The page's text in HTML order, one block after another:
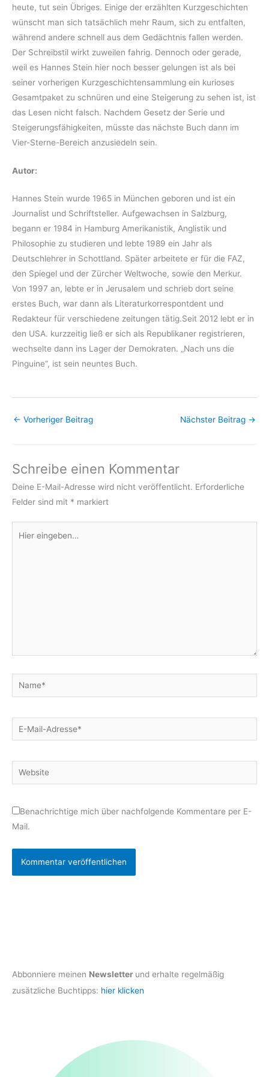
heute, tut sein Übriges. Einige der erzählten Kurzgeschichten
wünscht man sich tatsächlich mehr Raum, sich zu entfalten,
während andere schnell aus dem Gedächtnis fallen werden.
Der Schreibstil wirkt zuweilen fahrig. Dennoch oder gerade,
weil es Hannes Stein hier noch besser gelungen ist als bei
seiner vorherigen Kurzgeschichtensammlung ein kurioses
Gesamtpaket zu schnüren und eine Steigerung zu sehen ist, ist
das Lesen nicht falsch. Nachdem Gesetz der Serie und
Steigerungsfähigkeiten, müsste das nächste Buch dann im
Vier-Sterne-Bereich anzusiedeln sein.
Autor:
Hannes Stein wurde 1965 in München geboren und ist ein
Journalist und Schriftsteller. Aufgewachsen in Salzburg,
begann er 1984 in Hamburg Amerikanistik, Anglistik und
Philosophie zu studieren und lebte 1989 ein Jahr als
Deutschlehrer in Schottland. Später arbeitete er für die FAZ,
den Spiegel und der Zürcher Weltwoche, sowie den Merkur.
Von 1997 an, lebte er in Jerusalem und schrieb dort seine
erstes Buch, war dann als Literaturkorrespontdent und
Redakteur für verschiedene zeitungen tätig.Seit 2012 lebt er in
den USA. kurzzeitig ließ er sich als Republikaner registrieren,
wechselte dann ins Lager der Demokraten. „Nach uns die
Pinguine“, ist sein neuntes Buch.
← Vorheriger Beitrag Nächster Beitrag →
Schreibe einen Kommentar
Deine E-Mail-Adresse wird nicht veröffentlicht. Erforderliche
Felder sind mit * markiert
eingeben…
Name*
E-
Mail-
Website
Benachrichtige mich über nachfolgende Kommentare per E-
Mail.
Abbonniere meinen Newsletter und erhalte regelmäßig
zusätzliche Buchtipps: hier klicken